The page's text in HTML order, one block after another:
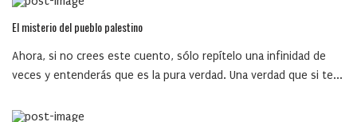
El misterio del pueblo palestino
Ahora, si no crees este cuento, sólo repítelo una infinidad de
veces y entenderás que es la pura verdad. Una verdad que si te...